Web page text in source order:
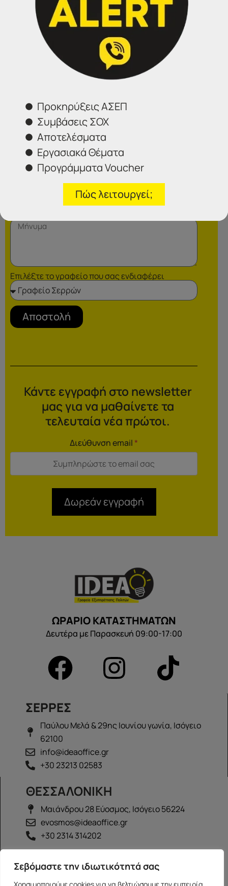
Σεβόμαστε την ιδιωτικότητά σας
Θα χαρούμε να σας εξυπηρετήσουμε:
Τηλέφωνα επικοινωνίας
23213 02583
210 3000319
Ιωάννινα:26516 08616
Φόρμα επικοινωνίας
Επιλέξτε το γραφείο που σας ενδιαφέρει
Αποστολή
Κάντε εγγραφή στο newsletter
μας για να μαθαίνετε τα
τελευταία νέα πρώτοι.
Διεύθυνση email*
Δωρεάν εγγραφή
ΩΡΑΡΙΟ ΚΑΤΑΣΤΗΜΑΤΩΝ
Δευτέρα με Παρασκευή 09:00-17:00
ΣΕΡΡΕΣ
Παύλου Μελά & 29ης Ιουνίου γωνία, Ισόγειο
62100
info@ideaoffice.gr
+30 23213 02583
ΘΕΣΣΑΛΟΝΙΚΗ
Μαιάνδρου 28 Εύοσμος, Ισόγειο 56224
evosmos@ideaoffice.gr
+30 2314 314202
ΙΩΑΝΝΙΝΑ
Γεώργιου Καραϊσκάκη 38, Ισόγειο 45444
Προκηρύξεις ΑΣΕΠ
Συμβάσεις ΣΟΧ
Αποτελέσματα
Εργασιακά Θέματα
Προγράμματα Voucher
Πώς λειτουργεί;